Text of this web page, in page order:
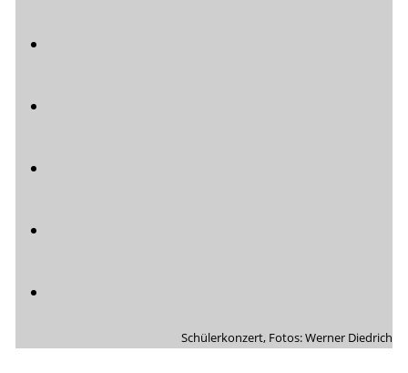
Schülerkonzert, Fotos: Werner Diedrich